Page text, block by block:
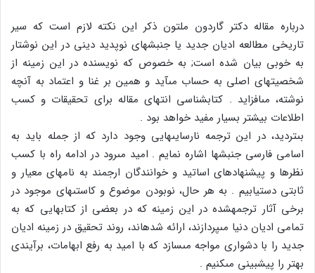
درباره مقاله دکتر گاردون ملتون ذکر این نکته لازم است که سیر
تاریخى مطالعه ادیان جدید یا جنبش‏هاى نوپدید دینى در این نوشتار
به خوبى بیان شده است; به خصوص که نویسنده در این زمینه از
شخصیت‏هاى اصلى به حساب مى‏آید و همین بر غنا و اعتماد به آنچه
نوشته، مى‏افزاید . کتاب‏شناسى انتهاى مقاله براى تحقیقات و کسب
اطلاعات بیشتر بسیار مفید خواهد بود .
بى‏تردید، در این ترجمه نارسایى‏هایى وجود دارد که از جمله باید به
اسامى فارسى جنبش‏ها اشاره نمایم . امید مى‏رود در ادامه راه با کسب
نظرها و پیشنهادهاى اساتید و خوانندگان ارجمند به نام‏هاى معیار و
ثابتى دست‏یابیم . به هر حال، نوبودن موضوع و کاستى‏هاى موجود در
برخى آثار ترجمه‏شده در این زمینه که در بعضى از کتاب‏هایى که به
تمامى ادیان دنیا مى‏پردازند، ارائه شده‏اند، روند تحقیق در زمینه ادیان
جدید را با دشوارى مواجه مى‏سازد که با امید به رفع ابهامات، برآیندى
بهتر را پیش‏بینى مى‏کنیم .